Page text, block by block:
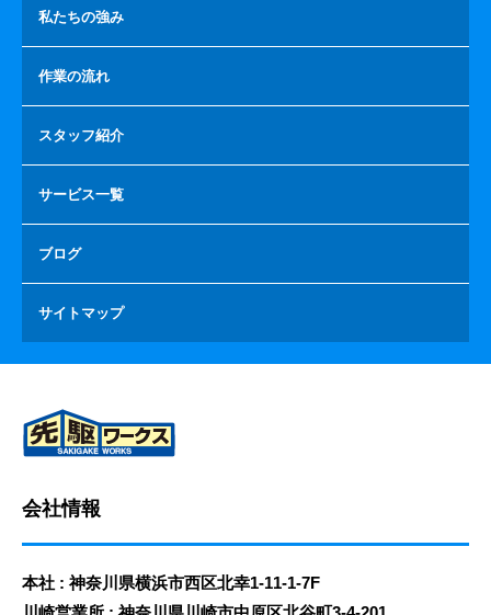
私たちの強み
作業の流れ
スタッフ紹介
サービス一覧
ブログ
サイトマップ
会社情報
本社 : 神奈川県横浜市西区北幸1-11-1-7F